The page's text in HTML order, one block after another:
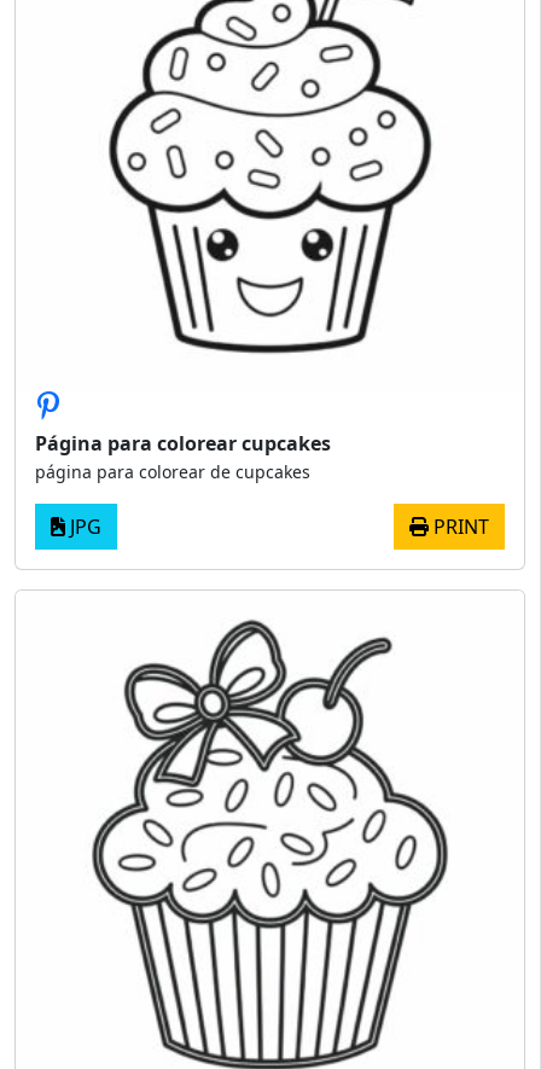
Página para colorear cupcakes
página para colorear de cupcakes
JPG PRINT